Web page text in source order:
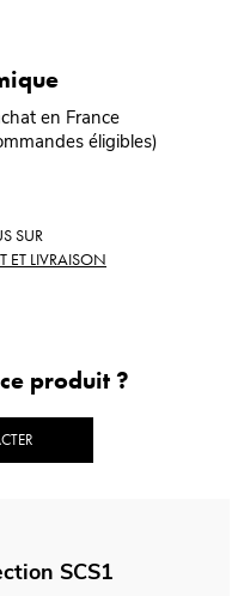
en France
éligibles)
SUR
ET LIVRAISON
produit ?
SCS1